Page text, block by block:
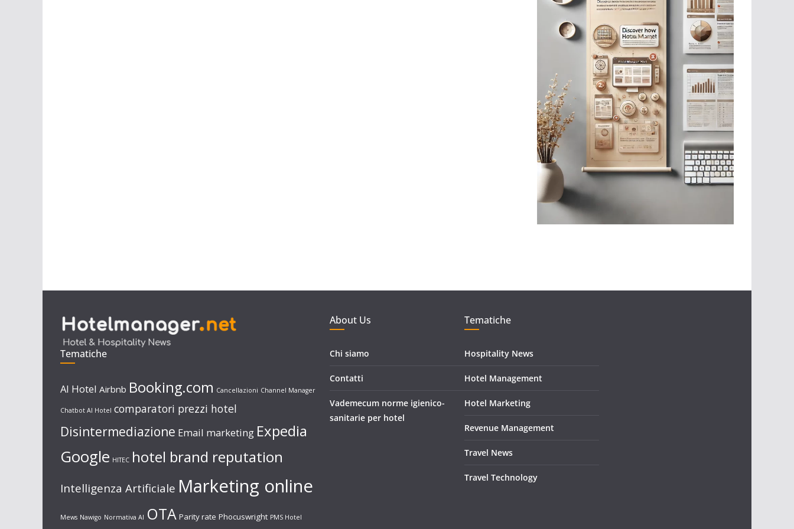
Tematiche
AI Hotel Airbnb Booking.com Cancellazioni Channel Manager
Chatbot AI Hotel comparatori prezzi hotel
Disintermediazione Email marketing Expedia
Google HITEC hotel brand reputation
Intelligenza Artificiale Marketing online
Mews Nawigo Normativa AI OTA Parity rate Phocuswright PMS Hotel
About Us
Chi siamo
Contatti
Vademecum norme igienico-
sanitarie per hotel
Tematiche
Hospitality News
Hotel Management
Hotel Marketing
Revenue Management
Travel News
Travel Technology